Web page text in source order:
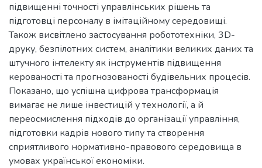
підвищенні точності управлінських рішень та
підготовці персоналу в імітаційному середовищі.
Також висвітлено застосування робототехніки, 3D-
друку, безпілотних систем, аналітики великих даних та
штучного інтелекту як інструментів підвищення
керованості та прогнозованості будівельних процесів.
Показано, що успішна цифрова трансформація
вимагає не лише інвестицій у технології, а й
переосмислення підходів до організації управління,
підготовки кадрів нового типу та створення
сприятливого нормативно-правового середовища в
умовах української економіки.